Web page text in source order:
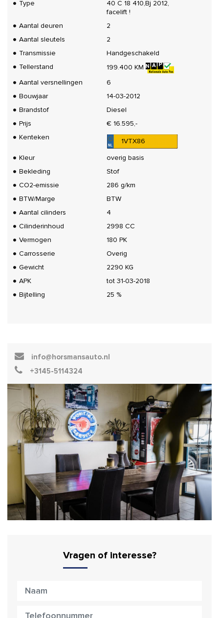
Type
40 C 18 410,Bj 2012,
facelift !
Aantal deuren
2
Aantal sleutels
2
Transmissie
Handgeschakeld
Tellerstand
199.400 KM
Aantal versnellingen
6
Bouwjaar
14-03-2012
Brandstof
Diesel
Prijs
€ 16.595,-
Kenteken
1VTX86
Kleur
overig basis
Bekleding
Stof
CO2-emissie
286 g/km
BTW/Marge
BTW
Aantal cilinders
4
Cilinderinhoud
2998 CC
Vermogen
180 PK
Carrosserie
Overig
Gewicht
2290 KG
APK
tot 31-03-2018
Bijtelling
25 %
info@horsmansauto.nl
+3145-5114324
Vragen of interesse?